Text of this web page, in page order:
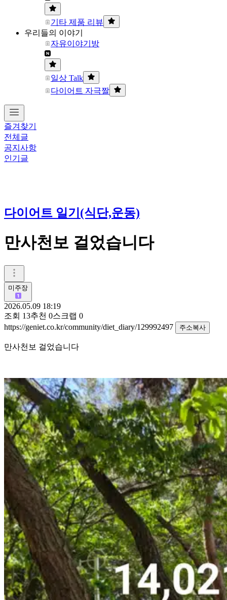
기타 제품 리뷰
우리들의 이야기
자유이야기방
일상 Talk
다이어트 자극짤
즐겨찾기
전체글
공지사항
인기글
다이어트 일기(식단,운동)
만사천보 걸었습니다
미주장
2026.05.09 18:19
조회 13추천 0스크랩 0
https://geniet.co.kr/community/diet_diary/129992497
주소복사
만사천보 걸었습니다